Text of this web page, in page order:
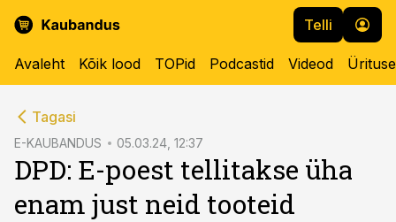
Telli
Avaleht Kõik lood TOPid Podcastid Videod
Tagasi
E-KAUBANDUS 05.03.24, 12:37
DPD: E-poest tellitakse üha
enam just neid tooteid